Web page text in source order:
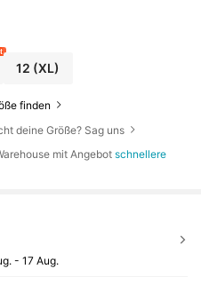
12 (XL)
finden
deine Größe? Sag uns
mit Angebotschnellere
- 17 Aug.